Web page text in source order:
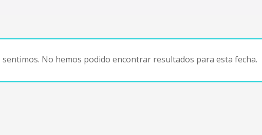
sentimos. No hemos podido encontrar resultados para esta fecha.